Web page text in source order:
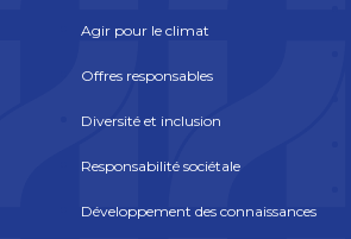
Agir pour le climat
Offres responsables
Diversité et inclusion
Responsabilité sociétale
Développement des connaissances